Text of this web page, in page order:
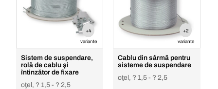
+4
variante
Sistem de suspendare,
rolă de cablu şi
întinzător de fixare
oţel, ? 1,5 - ? 2,5
+2
variante
Cablu din sârmă pentru
sisteme de suspendare
oţel, ? 1,5 - ? 2,5